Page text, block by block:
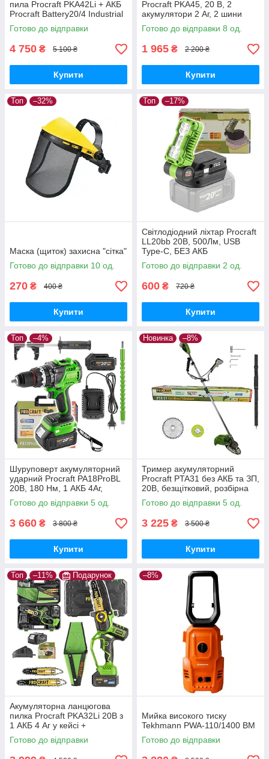
пила Procraft PKA42Li + АКБ
Procraft Battery20/4 Industrial
20В 4Аг + ЗП Procraft
Charger20/2,4A + Олива 1л
Готово до відправки
4 750 ₴ 5 100 ₴
Купити
Procraft PKA45, 20 В, 2
акумулятори 2 Аг, 2 шини
6"/8", безщіткова,
автоматичне змащення
Готово до відправки 8 од.
1 965 ₴ 2 200 ₴
Купити
Топ –32%
Маска (щиток) захисна "сітка"
Готово до відправки 10 од.
270 ₴ 400 ₴
Купити
Топ –17%
Світлодіодний ліхтар Procraft
LL20bb 20В, 500Лм, USB
Type-C, БЕЗ АКБ
Готово до відправки 2 од.
600 ₴ 720 ₴
Купити
Топ –4%
Шуруповерт акумуляторний
ударний Procraft PA18ProBL
20В, 180 Нм, 1 АКБ 4Аг,
зарядний 2А, кейс,
безщітковий дриль-
Готово до відправки 5 од.
3 660 ₴ 3 800 ₴
Купити
Новинка –8%
Тример акумуляторний
Procraft PTA31 без АКБ та ЗП,
20В, безщітковий, розбірна
штанга, велосипедна ручка
Готово до відправки 5 од.
3 225 ₴ 3 500 ₴
Купити
Топ –11% Подарунок
Акумуляторна ланцюгова
пилка Procraft PKA32Li 20В з
1 АКБ 4 Аг у кейсі +
додатковий АКБ 4 Аг Type-C,
2 шини 6"/8"
Готово до відправки
–8%
Мийка високого тиску
Tekhmann PWA-110/1400 BM
Готово до відправки